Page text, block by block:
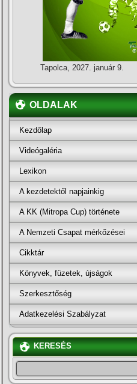
Tapolca, 2027. január 9.
OLDALAK
Kezdőlap
Videógaléria
Lexikon
A kezdetektől napjainkig
A KK (Mitropa Cup) története
A Nemzeti Csapat mérkőzései
Cikktár
Könyvek, füzetek, újságok
Szerkesztőség
Adatkezelési Szabályzat
KERESÉS